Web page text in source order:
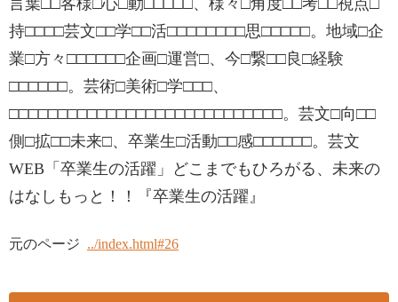
言葉□□客様□心□動□□□□□、様々□角度□□考□□視点□
持□□□□芸文□□学□□活□□□□□□□□思□□□□□。地域□企
業□方々□□□□□□企画□運営□、今□繋□□良□経験
□□□□□□。芸術□美術□学□□□、
□□□□□□□□□□□□□□□□□□□□□□□□□□□□。芸文□向□□
側□拡□□未来□、卒業生□活動□□感□□□□□□。芸文
WEB「卒業生の活躍」どこまでもひろがる、未来の
はなしもっと！！『卒業生の活躍』
元のページ ../index.html#26